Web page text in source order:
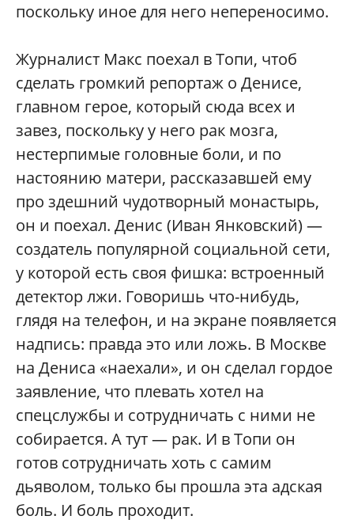
поскольку иное для него непереносимо.
Журналист Макс поехал в Топи, чтоб
сделать громкий репортаж о Денисе,
главном герое, который сюда всех и
завез, поскольку у него рак мозга,
нестерпимые головные боли, и по
настоянию матери, рассказавшей ему
про здешний чудотворный монастырь,
он и поехал. Денис (Иван Янковский) —
создатель популярной социальной сети,
у которой есть своя фишка: встроенный
детектор лжи. Говоришь что-нибудь,
глядя на телефон, и на экране появляется
надпись: правда это или ложь. В Москве
на Дениса «наехали», и он сделал гордое
заявление, что плевать хотел на
спецслужбы и сотрудничать с ними не
собирается. А тут — рак. И в Топи он
готов сотрудничать хоть с самим
дьяволом, только бы прошла эта адская
боль. И боль проходит.